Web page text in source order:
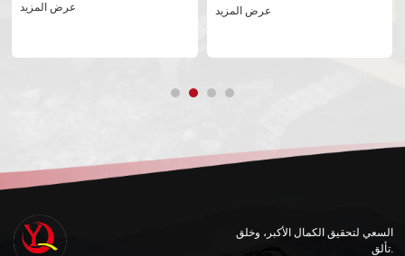
عرض المزيد عرض المزيد
السعي لتحقيق الكمال الأكبر، وخلق
تألق.